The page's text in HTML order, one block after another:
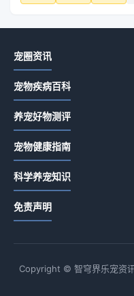
宠圈资讯
宠物疾病百科
养宠好物测评
宠物健康指南
科学养宠知识
免责声明
Copyright © 智穹界乐宠资